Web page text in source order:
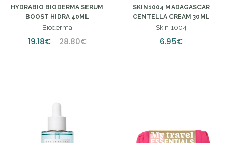
HYDRABIO BIODERMA SERUM
BOOST HIDRA 40ML
Bioderma
19.18€ 28.80€
SKIN1004 MADAGASCAR
CENTELLA CREAM 30ML
Skin 1004
6.95€